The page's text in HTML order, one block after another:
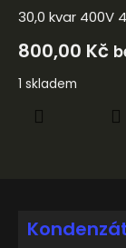
30,0 kvar 400V
800,00 Kč
1 skladem